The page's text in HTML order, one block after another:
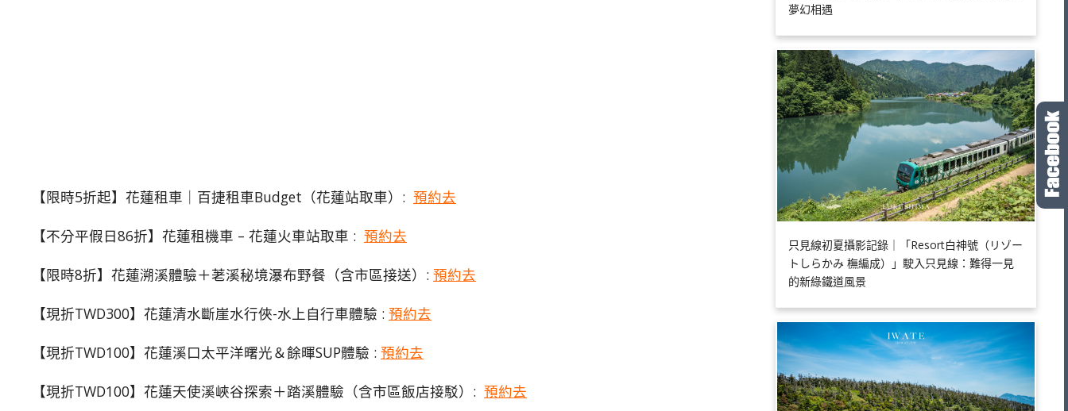
【限時5折起】花蓮租車｜百捷租車Budget（花蓮站取車）: 預約去
【不分平假日86折】花蓮租機車 – 花蓮火車站取車 : 預約去
【限時8折】花蓮溯溪體驗＋荖溪秘境瀑布野餐（含市區接送）: 預約去
【現折TWD300】花蓮清水斷崖水行俠-水上自行車體驗 : 預約去
【現折TWD100】花蓮溪口太平洋曙光＆餘暉SUP體驗 : 預約去
【現折TWD100】花蓮天使溪峽谷探索＋踏溪體驗（含市區飯店接駁）: 預約去
夢幻相遇
只見線初夏攝影記錄｜「Resort白神號（リゾー
トしらかみ 橅編成）」駛入只見線：難得一見
的新綠鐵道風景